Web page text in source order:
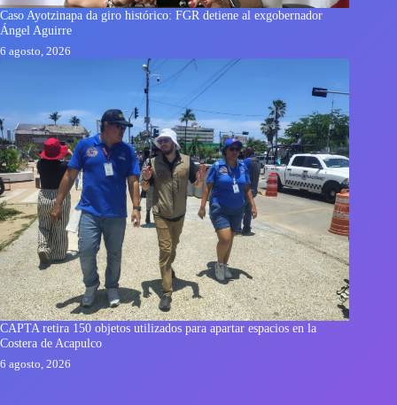
Caso Ayotzinapa da giro histórico: FGR detiene al exgobernador
Ángel Aguirre
6 agosto, 2026
CAPTA retira 150 objetos utilizados para apartar espacios en la
Costera de Acapulco
6 agosto, 2026